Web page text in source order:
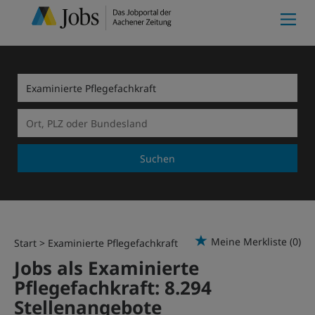
Suchen
Start Examinierte Pflegefachkraft Meine Merkliste (0)
Jobs als Examinierte
Pflegefachkraft: 8.294
Stellenangebote